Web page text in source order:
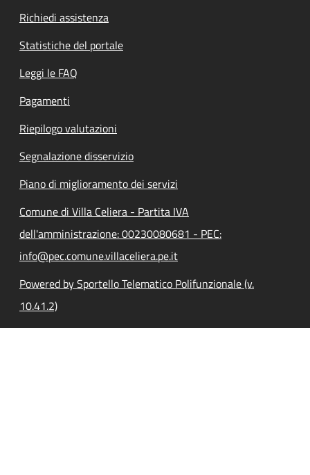
Richiedi assistenza
Statistiche del portale
Leggi le FAQ
Pagamenti
Riepilogo valutazioni
Segnalazione disservizio
Piano di miglioramento dei servizi
Comune di Villa Celiera - Partita IVA
dell'amministrazione: 00230080681 - PEC:
info@pec.comune.villaceliera.pe.it
Powered by Sportello Telematico Polifunzionale (v.
10.41.2)